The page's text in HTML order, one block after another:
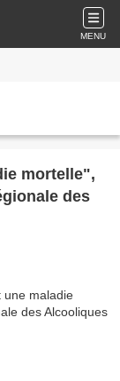
MENU
mortelle",
des